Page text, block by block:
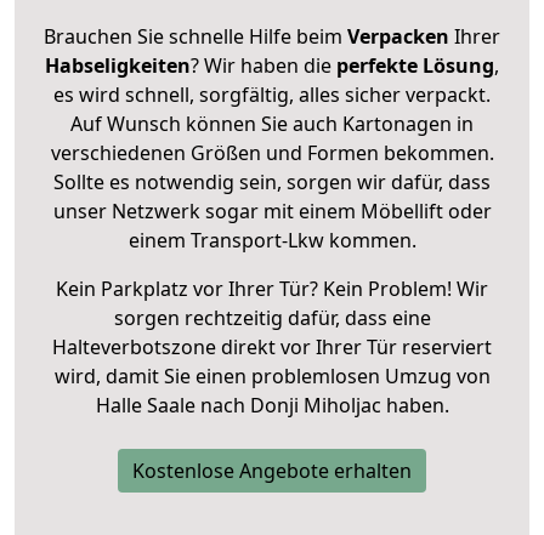
Brauchen Sie schnelle Hilfe beim Verpacken Ihrer
Habseligkeiten? Wir haben die perfekte Lösung,
es wird schnell, sorgfältig, alles sicher verpackt.
Auf Wunsch können Sie auch Kartonagen in
verschiedenen Größen und Formen bekommen.
Sollte es notwendig sein, sorgen wir dafür, dass
unser Netzwerk sogar mit einem Möbellift oder
einem Transport-Lkw kommen.
Kein Parkplatz vor Ihrer Tür? Kein Problem! Wir
sorgen rechtzeitig dafür, dass eine
Halteverbotszone direkt vor Ihrer Tür reserviert
wird, damit Sie einen problemlosen Umzug von
Halle Saale nach Donji Miholjac haben.
Kostenlose Angebote erhalten